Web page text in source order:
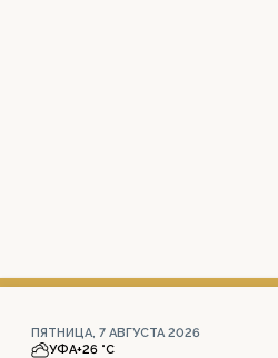
ПЯТНИЦА, 7 АВГУСТА 2026
УФА+26 °С